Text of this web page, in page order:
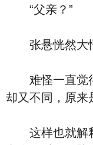
“父亲？”
张悬恍然大
难怪一直觉得
却又不同，原来
这样也就解释